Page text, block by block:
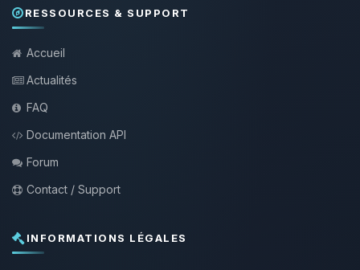
RESSOURCES & SUPPORT
Accueil
Actualités
FAQ
Documentation API
Forum
Contact / Support
INFORMATIONS LÉGALES